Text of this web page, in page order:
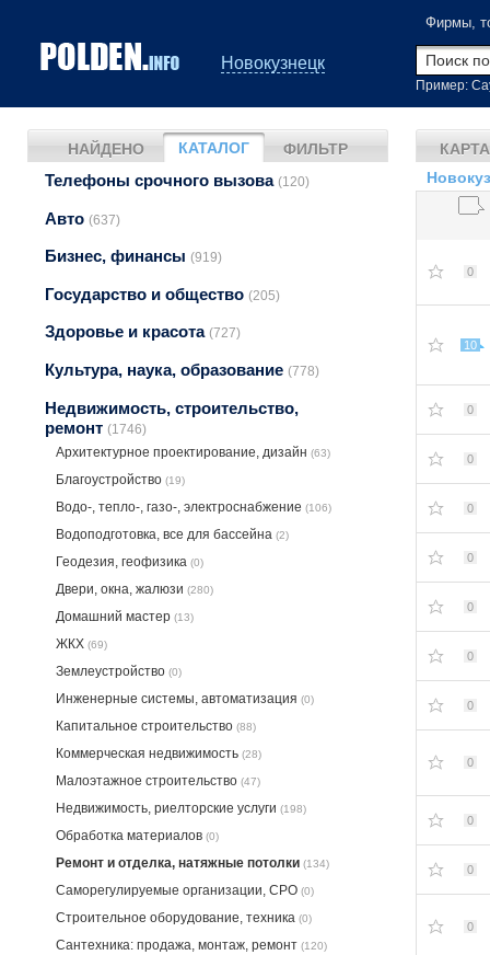
Новокузнецк
Фирмы,
Пример:
НАЙДЕНО КАТАЛОГ ФИЛЬТР
Телефоны срочного вызова (120)
Авто (637)
Бизнес, финансы (919)
Государство и общество (205)
Здоровье и красота (727)
Культура, наука, образование (778)
Недвижимость, строительство,
ремонт (1746)
Архитектурное проектирование, дизайн (63)
Благоустройство (19)
Водо-, тепло-, газо-, электроснабжение (106)
Водоподготовка, все для бассейна (2)
Геодезия, геофизика (0)
Двери, окна, жалюзи (280)
Домашний мастер (13)
ЖКХ (69)
Землеустройство (0)
Инженерные системы, автоматизация (0)
Капитальное строительство (88)
Коммерческая недвижимость (28)
Малоэтажное строительство (47)
Недвижимость, риелторские услуги (198)
Обработка материалов (0)
Ремонт и отделка, натяжные потолки (134)
Саморегулируемые организации, СРО (0)
Строительное оборудование, техника (0)
Сантехника: продажа, монтаж, ремонт (120)
КАРТА
0
10
0
0
0
0
0
0
0
0
0
0
0